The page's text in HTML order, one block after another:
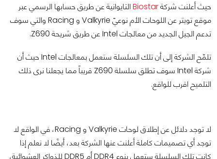
حيث أعلنت شركةBiostarالتايوانية عن طريق حسابها الرسمي عبر
موقع تويتر عن اللوحات الأم نوعيّ Valkyrie و Racing والتي سوف
تدعم الجيل الجديد من معالجات Intel عن طريق شريحة Z690.
تلمّح الشركة إلى أن تلك السلسلة ستعمل بمعالجات Intel حيث أن
شركة Intel سوف تطلق سلسلة Z690 قريباً مما يجعلنا نرى ذلك
التلميح اقرب للواقع.
لا توجد دلائل عن إطلاق لوحات Valkyrie و Racing، في الواقع لا
توجد أي تصميمات كاملة أعلنت عنها الشركة بعد، أيضًا لا نعلم إذا
كانت تلك السلسلة ستعمل بنوع DDR4 أم DDR5 للذواكر العشوائية،